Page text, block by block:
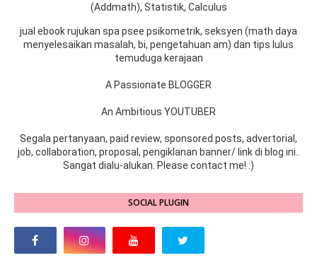
(Addmath), Statistik, Calculus
jual ebook rujukan spa psee psikometrik, seksyen (math daya
menyelesaikan masalah, bi, pengetahuan am) dan tips lulus
temuduga kerajaan
A Passionate BLOGGER
An Ambitious YOUTUBER
Segala pertanyaan, paid review, sponsored posts, advertorial,
job, collaboration, proposal, pengiklanan banner/ link di blog ini..
Sangat dialu-alukan. Please contact me! :)
SOCIAL PLUGIN